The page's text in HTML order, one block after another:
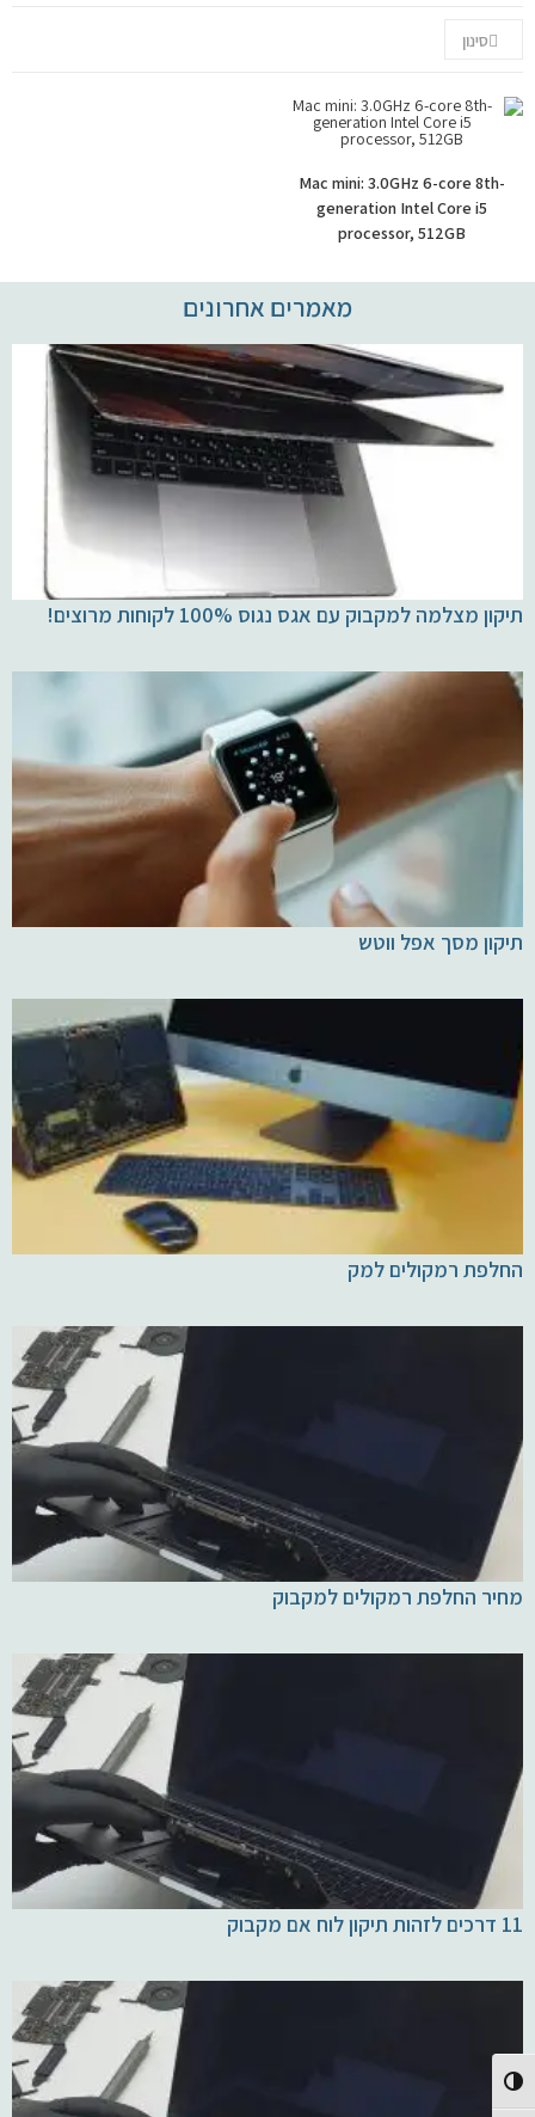
Toggle High Contrast
יצירת קשר
סינון
Mac mini: 3.0GHz 6-core 8th-
generation Intel Core i5
processor, 512GB
מאמרים אחרונים
תיקון מצלמה למקבוק עם אגס נגוס 100% לקוחות מרוצים!
תיקון מסך אפל ווטש
החלפת רמקולים למק
מחיר החלפת רמקולים למקבוק
11 דרכים לזהות תיקון לוח אם מקבוק